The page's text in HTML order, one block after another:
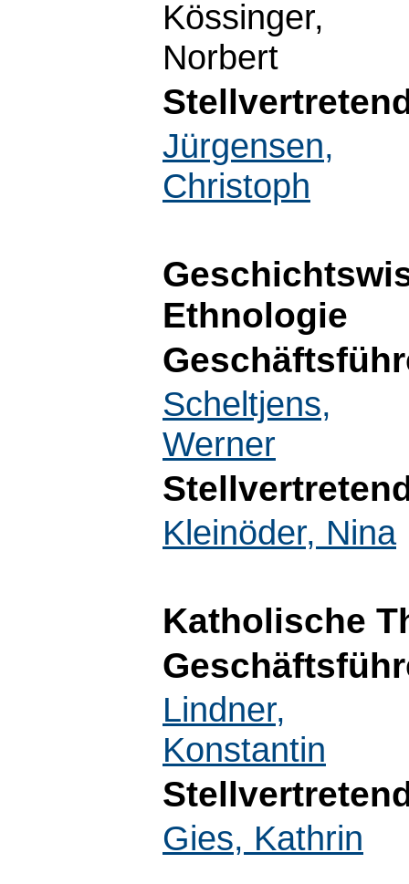
Kössinger,
Norbert
Jürgensen,
Christoph
Ethnologie
Scheltjens,
Werner
Kleinöder, Nina
Katholische
Lindner,
Konstantin
Gies, Kathrin